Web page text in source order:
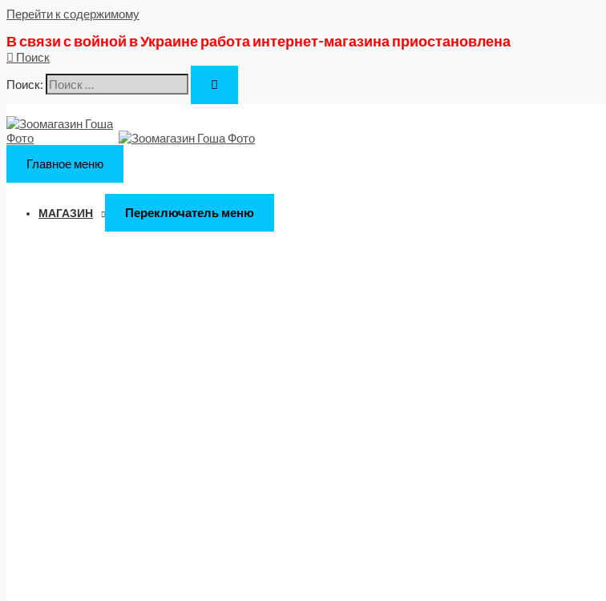
Перейти к содержимому
В связи с войной в Украине работа интернет-магазина приостановлена
Поиск
Поиск:
Главное меню
МАГАЗИН Переключатель меню